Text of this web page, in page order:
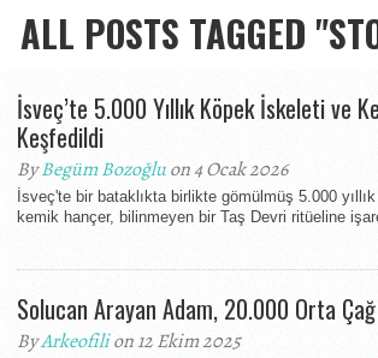
ALL POSTS TAGGED
İsveç’te 5.000 Yıllık Köpek İskeleti ve
Keşfedildi
ByBegüm Bozoğluon 4 Ocak 2026
İsveç'te bir bataklıkta birlikte gömülmüş 5.000
kemik hançer, bilinmeyen bir Taş Devri ritüeline
Solucan Arayan Adam, 20.000 Orta
ByArkeofilion 12 Ekim 2025